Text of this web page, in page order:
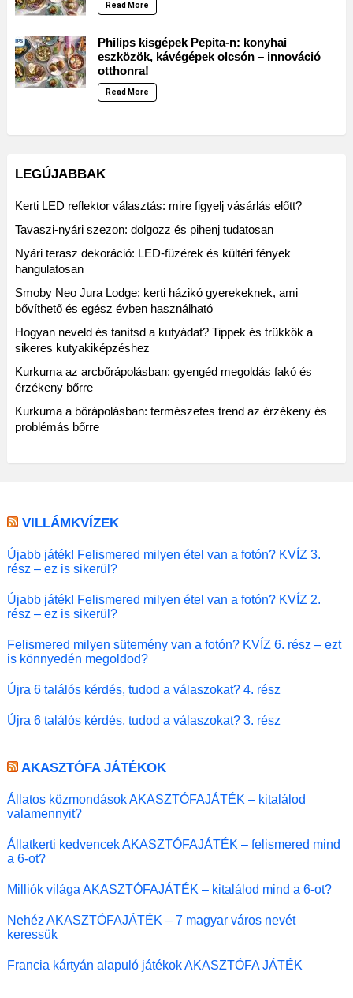
Read More
Philips kisgépek Pepita-n: konyhai
eszközök, kávégépek olcsón – innováció
otthonra!
Read More
LEGÚJABBAK
Kerti LED reflektor választás: mire figyelj vásárlás előtt?
Tavaszi-nyári szezon: dolgozz és pihenj tudatosan
Nyári terasz dekoráció: LED-füzérek és kültéri fények
hangulatosan
Smoby Neo Jura Lodge: kerti házikó gyerekeknek, ami
bővíthető és egész évben használható
Hogyan neveld és tanítsd a kutyádat? Tippek és trükkök a
sikeres kutyakiképzéshez
Kurkuma az arcbőrápolásban: gyengéd megoldás fakó és
érzékeny bőrre
Kurkuma a bőrápolásban: természetes trend az érzékeny és
problémás bőrre
VILLÁMKVÍZEK
Újabb játék! Felismered milyen étel van a fotón? KVÍZ 3.
rész – ez is sikerül?
Újabb játék! Felismered milyen étel van a fotón? KVÍZ 2.
rész – ez is sikerül?
Felismered milyen sütemény van a fotón? KVÍZ 6. rész – ezt
is könnyedén megoldod?
Újra 6 találós kérdés, tudod a válaszokat? 4. rész
Újra 6 találós kérdés, tudod a válaszokat? 3. rész
AKASZTÓFA JÁTÉKOK
Állatos közmondások AKASZTÓFAJÁTÉK – kitalálod
valamennyit?
Állatkerti kedvencek AKASZTÓFAJÁTÉK – felismered mind
a 6-ot?
Milliók világa AKASZTÓFAJÁTÉK – kitalálod mind a 6-ot?
Nehéz AKASZTÓFAJÁTÉK – 7 magyar város nevét
keressük
Francia kártyán alapuló játékok AKASZTÓFA JÁTÉK